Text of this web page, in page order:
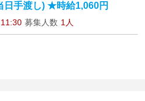
手渡し) ★時給1,060円
募集人数 1人